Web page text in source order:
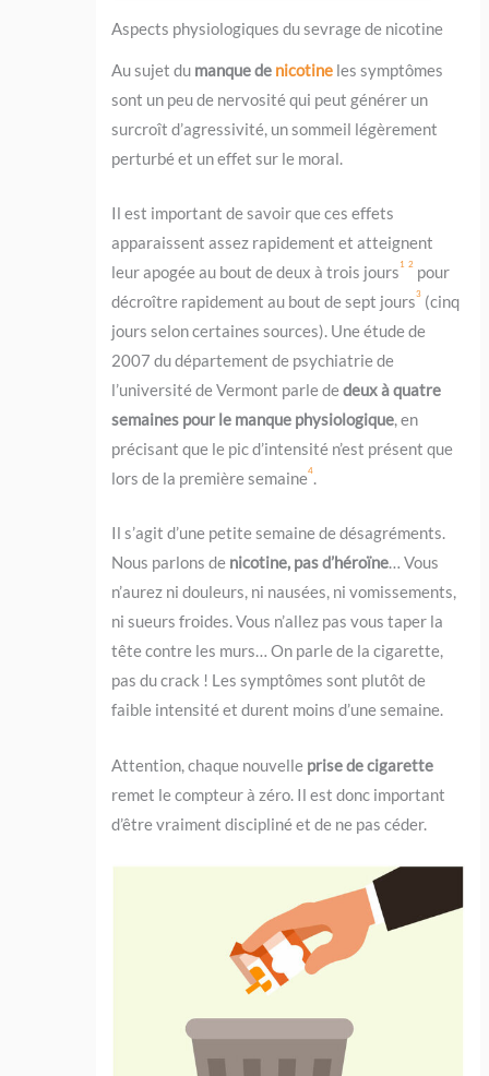
Aspects physiologiques du sevrage de nicotine
Au sujet du manque de nicotine les symptômes
sont un peu de nervosité qui peut générer un
surcroît d’agressivité, un sommeil légèrement
perturbé et un effet sur le moral.
Il est important de savoir que ces effets
apparaissent assez rapidement et atteignent
leur apogée au bout de deux à trois jours 1 2 pour
décroître rapidement au bout de sept jours3 (cinq
jours selon certaines sources). Une étude de
2007 du département de psychiatrie de
l’université de Vermont parle dedeux à quatre
semaines pour le manque physiologique, en
précisant que le pic d’intensité n’est présent que
lors de la première semaine4.
Il s’agit d’une petite semaine de désagréments.
Nous parlons de nicotine, pas d’héroïne… Vous
n’aurez ni douleurs, ni nausées, ni vomissements,
ni sueurs froides. Vous n’allez pas vous taper la
tête contre les murs… On parle de la cigarette,
pas du crack ! Les symptômes sont plutôt de
faible intensité et durent moins d’une semaine.
Attention, chaque nouvelle prise de cigarette
remet le compteur à zéro. Il est donc important
d’être vraiment discipliné et de ne pas céder.